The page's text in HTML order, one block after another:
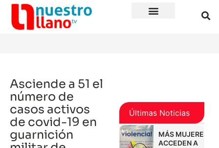
Asciende a 51 el
número de
casos activos
de covid-19 en
guarnición
Últimas Noticias
MÁS MUJERES
ACCEDEN A